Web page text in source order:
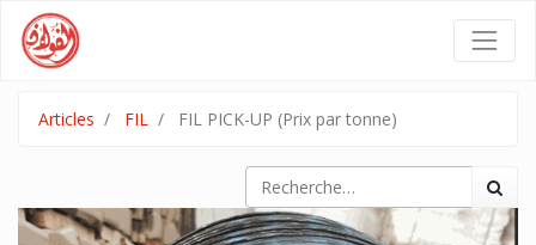
Articles FIL FIL PICK-UP (Prix par tonne)